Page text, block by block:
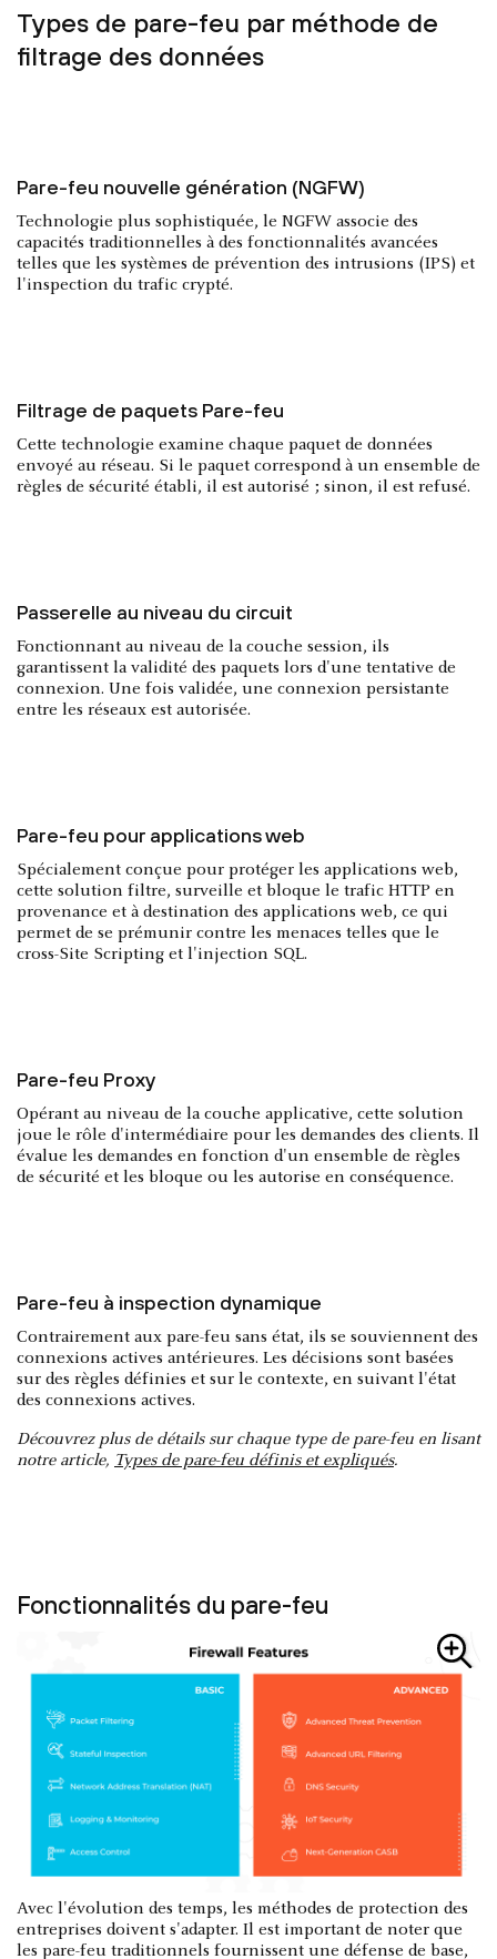
Types de pare-feu par méthode de
filtrage des données
Pare-feu nouvelle génération (NGFW)
Technologie plus sophistiquée, le NGFW associe des
capacités traditionnelles à des fonctionnalités avancées
telles que les systèmes de prévention des intrusions (IPS) et
l'inspection du trafic crypté.
Filtrage de paquets Pare-feu
Cette technologie examine chaque paquet de données
envoyé au réseau. Si le paquet correspond à un ensemble de
règles de sécurité établi, il est autorisé ; sinon, il est refusé.
Passerelle au niveau du circuit
Fonctionnant au niveau de la couche session, ils
garantissent la validité des paquets lors d'une tentative de
connexion. Une fois validée, une connexion persistante
entre les réseaux est autorisée.
Pare-feu pour applications web
Spécialement conçue pour protéger les applications web,
cette solution filtre, surveille et bloque le trafic HTTP en
provenance et à destination des applications web, ce qui
permet de se prémunir contre les menaces telles que le
cross-Site Scripting et l'injection SQL.
Pare-feu Proxy
Opérant au niveau de la couche applicative, cette solution
joue le rôle d'intermédiaire pour les demandes des clients. Il
évalue les demandes en fonction d'un ensemble de règles
de sécurité et les bloque ou les autorise en conséquence.
Pare-feu à inspection dynamique
Contrairement aux pare-feu sans état, ils se souviennent des
connexions actives antérieures. Les décisions sont basées
sur des règles définies et sur le contexte, en suivant l'état
des connexions actives.
Découvrez plus de détails sur chaque type de pare-feu en lisant
notre article, Types de pare-feu définis et expliqués.
Fonctionnalités du pare-feu
Avec l'évolution des temps, les méthodes de protection des
entreprises doivent s'adapter. Il est important de noter que
les pare-feu traditionnels fournissent une défense de base,